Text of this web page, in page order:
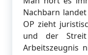
Nachbarn
OP zieht
und der
Arbeitszeugnis